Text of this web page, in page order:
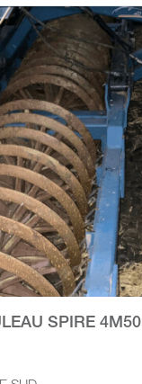
SPIRE 4M50